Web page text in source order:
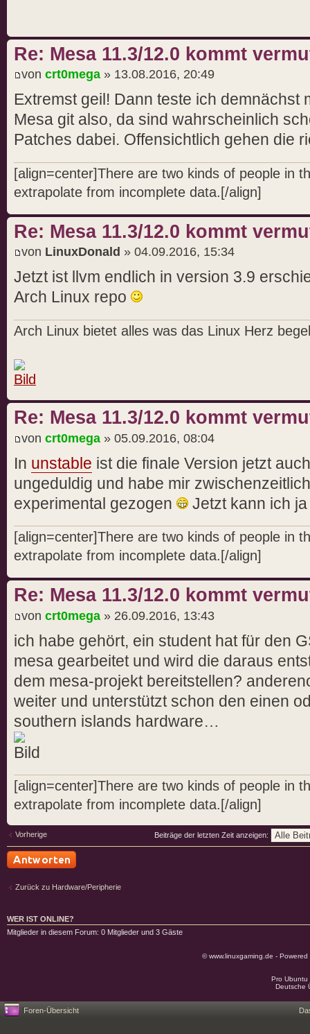
Re: Mesa 11.3/12.0 kommt
von crt0mega » 13.08.2016, 20:49
Extremst geil! Dann teste ich demnächst
Mesa git also, da sind wahrscheinlich
Patches dabei. Offensichtlich gehen die
[align=center]There are two kinds of people in
extrapolate from incomplete data.[/align]
Re: Mesa 11.3/12.0 kommt
von LinuxDonald » 04.09.2016, 15:34
Jetzt ist llvm endlich in version 3.9
Arch Linux repo
Arch Linux bietet alles was das Linux Herz
Re: Mesa 11.3/12.0 kommt
von crt0mega » 05.09.2016, 08:04
In unstable ist die finale Version jetzt
ungeduldig und habe mir
experimental gezogen
Jetzt kann ich
[align=center]There are two kinds of people in
extrapolate from incomplete data.[/align]
Re: Mesa 11.3/12.0 kommt
von crt0mega » 26.09.2016, 13:43
ich habe gehört, ein student hat für den
mesa gearbeitet und wird die daraus
dem mesa-projekt bereitstellen?
weiter und unterstützt schon den einen
southern islands hardware…
[align=center]There are two kinds of people in
extrapolate from incomplete data.[/align]
Vorherige Beiträge der letzten Zeit anzeigen:
Zurück zu Hardware/Peripherie
WER IST ONLINE?
Mitglieder in diesem Forum: 0 Mitglieder und 3 Gäste
© www.linuxgaming.de -
Pro
Deutsche
Foren-Übersicht